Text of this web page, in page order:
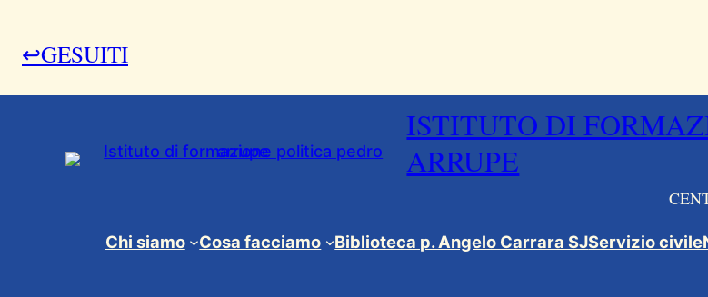
↩GESUITI
ISTITUTO DI
ARRUPE
Chi siamo Cosa facciamo Biblioteca p. Angelo Carrara SJServizio civile
1 Marzo 2010